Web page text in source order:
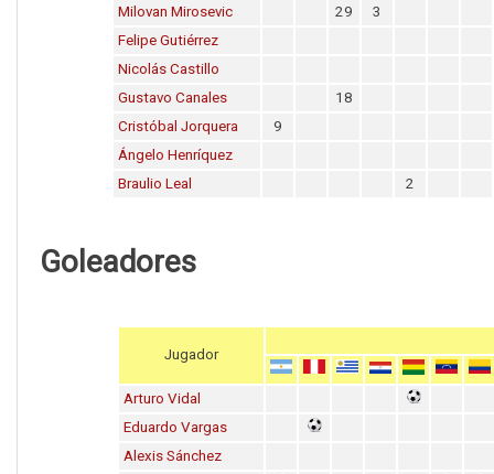
Milovan Mirosevic 29
3
Felipe Gutiérrez
Nicolás Castillo
Gustavo Canales
18
Cristóbal Jorquera
9
Ángelo Henríquez
Braulio Leal
2
Goleadores
Jugador
Arturo Vidal
Eduardo Vargas
Alexis Sánchez